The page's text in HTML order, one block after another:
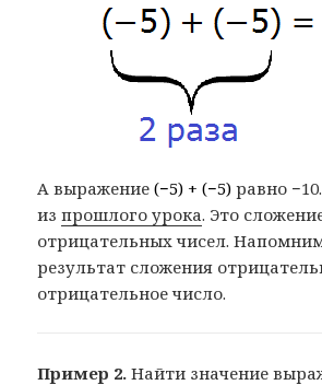
А выражение(−5) + (−5) равно
изпрошлого урока. Это
отрицательных чисел.
результат сложения
отрицательное число.
Пример 2. Найти значение